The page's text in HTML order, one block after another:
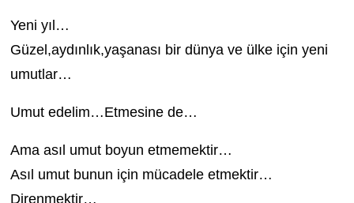
Yeni yıl…
Güzel,aydınlık,yaşanası bir dünya ve ülke için yeni
umutlar…
Umut edelim…Etmesine de…
Ama asıl umut boyun etmemektir…
Asıl umut bunun için mücadele etmektir…
Direnmektir…